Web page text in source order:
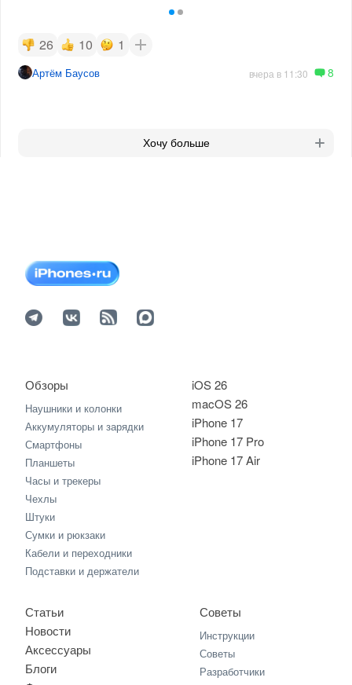
26 10 1
Артём Баусов вчера в 11:30 8
Хочу больше
iOS 26
macOS 26
iPhone 17
iPhone 17 Pro
iPhone 17 Air
Обзоры
Наушники и колонки
Аккумуляторы и зарядки
Смартфоны
Планшеты
Часы и трекеры
Чехлы
Штуки
Сумки и рюкзаки
Кабели и переходники
Подставки и держатели
Статьи
Новости
Аксессуары
Блоги
Советы
Инструкции
Советы
Разработчики